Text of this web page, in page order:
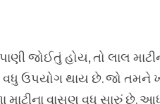
જોઈતું હોય, તો લાલ
વધુ ઉપયોગ થાય છે. જો તમને